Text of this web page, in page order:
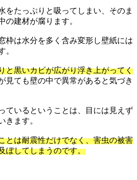
をたっぷりと吸ってしまい、そのま
の建材が腐ります。
枠は水分を多く含み変形し壁紙には
。
と黒いカビが広がり浮き上がってく
見ても壁の中で異常があると気づき
ているということは、目には見えず
きます。
とは耐震性だけでなく、害虫の被害
ぼしてしまうのです。